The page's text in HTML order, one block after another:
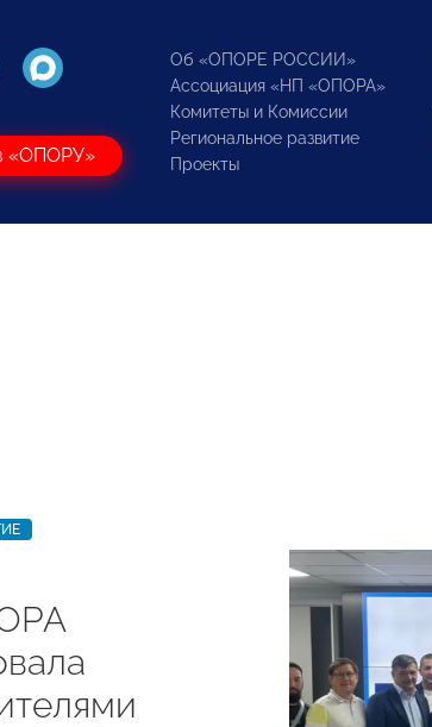
«ОПОРУ»
Об «ОПОРЕ РОССИИ»
Ассоциация «НП «ОПОРА»
Комитеты и Комиссии
Региональное развитие
Проекты